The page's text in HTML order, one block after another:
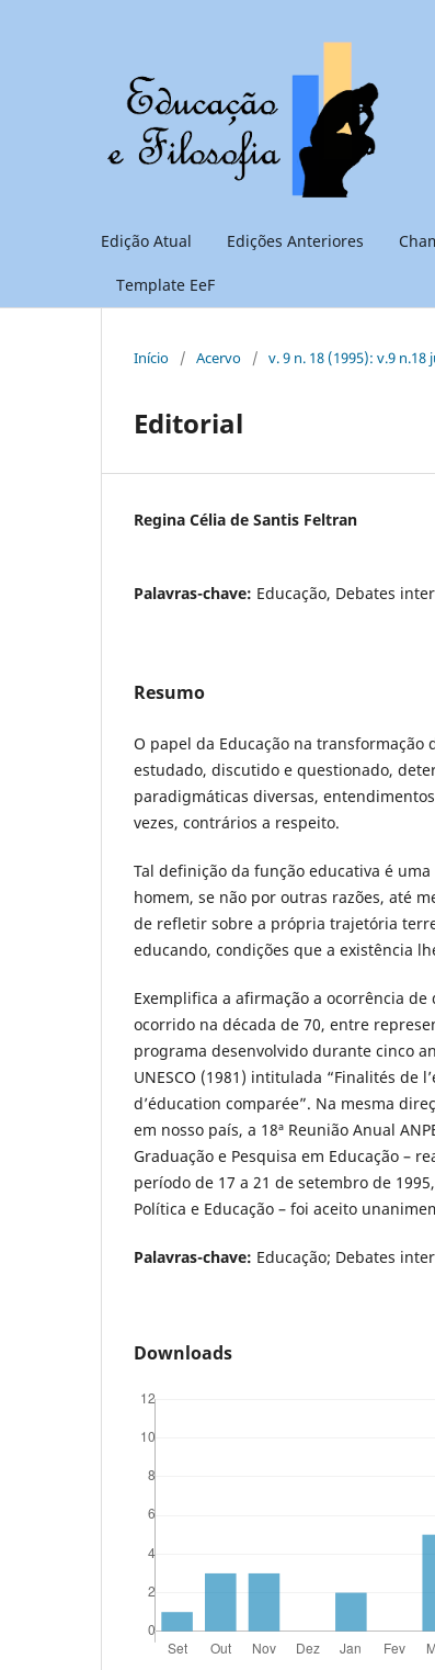
Edição Atual Edições Anteriores
Template EeF
Início / Acervo / v. 9 n. 18 (1995): v.9 n.18
Editorial
Regina Célia de Santis Feltran
Palavras-chave: Educação, Debates
Resumo
O papel da Educação na transformação
estudado, discutido e questionado,
paradigmáticas diversas,
vezes, contrários a respeito.
Tal definição da função educativa é
homem, se não por outras razões, até
de refletir sobre a própria trajetória
educando, condições que a existência
Exemplifica a afirmação a ocorrência
ocorrido na década de 70, entre
programa desenvolvido durante cinco
UNESCO (1981) intitulada “Finalités de
d’éducation comparée”. Na mesma
em nosso país, a 18ª Reunião Anual
Graduação e Pesquisa em Educação –
período de 17 a 21 de setembro de
Política e Educação – foi aceito
Palavras-chave: Educação; Debates
Downloads